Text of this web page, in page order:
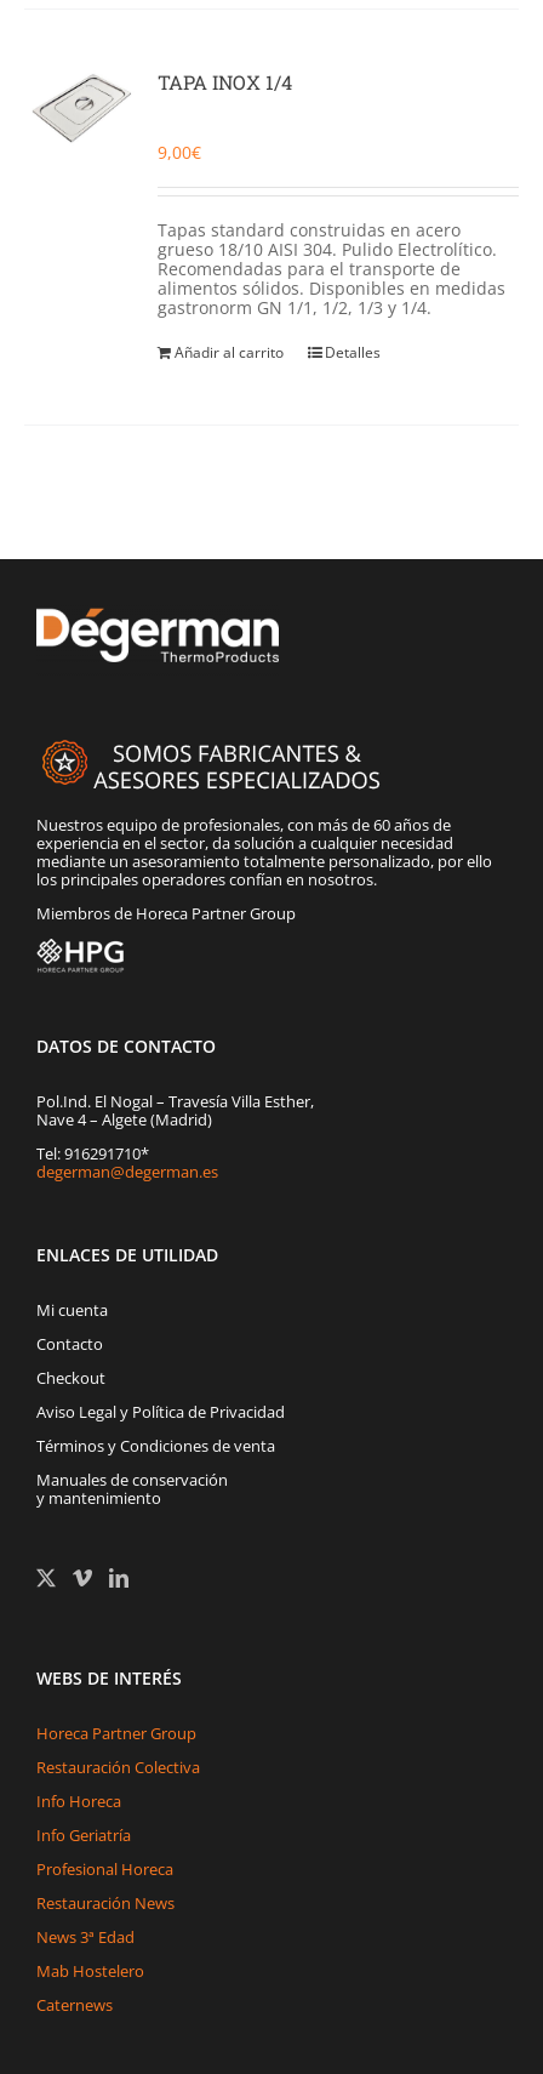
TAPA INOX 1/4
9,00€
Tapas standard construidas en acero
grueso 18/10 AISI 304. Pulido Electrolítico.
Recomendadas para el transporte de
alimentos sólidos. Disponibles en medidas
gastronorm GN 1/1, 1/2, 1/3 y 1/4.
Añadir al carrito Detalles
Nuestros equipo de profesionales, con más de 60 años de
experiencia en el sector, da solución a cualquier necesidad
mediante un asesoramiento totalmente personalizado, por ello
los principales operadores confían en nosotros.
Miembros de Horeca Partner Group
DATOS DE CONTACTO
Pol.Ind. El Nogal – Travesía Villa Esther,
Nave 4 – Algete (Madrid)
Tel: 916291710*
degerman@degerman.es
ENLACES DE UTILIDAD
Mi cuenta
Contacto
Checkout
Aviso Legal y Política de Privacidad
Términos y Condiciones de venta
Manuales de conservación
y mantenimiento
WEBS DE INTERÉS
Horeca Partner Group
Restauración Colectiva
Info Horeca
Info Geriatría
Profesional Horeca
Restauración News
News 3ª Edad
Mab Hostelero
Caternews